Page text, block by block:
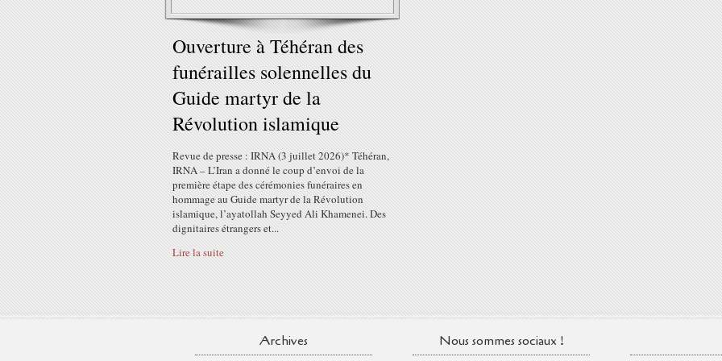
Ouverture à Téhéran des
funérailles solennelles du
Guide martyr de la
Révolution islamique
Revue de presse : IRNA (3 juillet 2026)* Téhéran,
IRNA – L’Iran a donné le coup d’envoi de la
première étape des cérémonies funéraires en
hommage au Guide martyr de la Révolution
islamique, l’ayatollah Seyyed Ali Khamenei. Des
dignitaires étrangers et...
Lire la suite
Archives Nous sommes sociaux !